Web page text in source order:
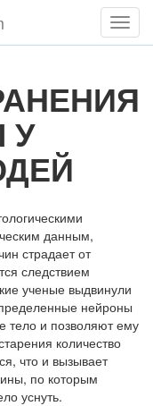
Меню
У
данным,
страдает от
следствием
ученые выдвинули
нейроны
тело и позволяют ему
количество
что и вызывает
по которым
уснуть.